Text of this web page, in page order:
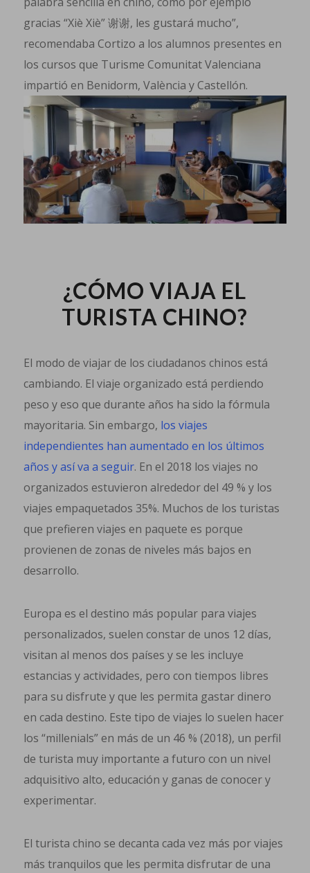
gracias “Xiè Xiè” 谢谢, les gustará mucho”,
recomendaba Cortizo a los alumnos presentes en
los cursos que Turisme Comunitat Valenciana
impartió en Benidorm, València y Castellón.
¿CÓMO VIAJA EL
TURISTA CHINO?
El modo de viajar de los ciudadanos chinos está
cambiando. El viaje organizado está perdiendo
peso y eso que durante años ha sido la fórmula
mayoritaria. Sin embargo, los viajes
independientes han aumentado en los últimos
años y así va a seguir. En el 2018 los viajes no
organizados estuvieron alrededor del 49 % y los
viajes empaquetados 35%. Muchos de los turistas
que prefieren viajes en paquete es porque
provienen de zonas de niveles más bajos en
desarrollo.
Europa es el destino más popular para viajes
personalizados, suelen constar de unos 12 días,
visitan al menos dos países y se les incluye
estancias y actividades, pero con tiempos libres
para su disfrute y que les permita gastar dinero
en cada destino. Este tipo de viajes lo suelen hacer
los “millenials” en más de un 46 % (2018), un perfil
de turista muy importante a futuro con un nivel
adquisitivo alto, educación y ganas de conocer y
experimentar.
El turista chino se decanta cada vez más por viajes
más tranquilos que les permita disfrutar de una